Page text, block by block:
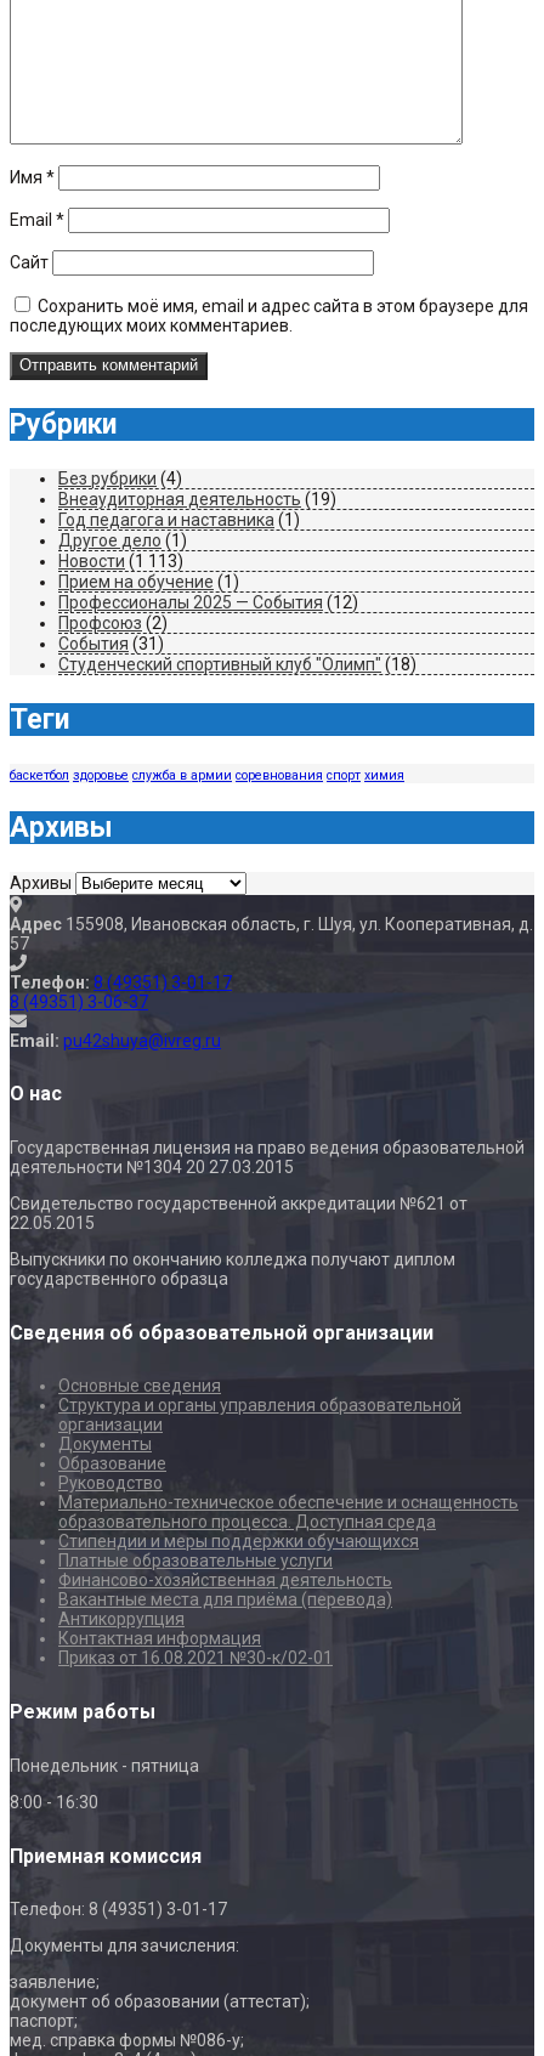
Имя *
Email *
Сайт
Сохранить моё имя, email и адрес сайта в этом браузере для
последующих моих комментариев.
Рубрики
Без рубрики (4)
Внеаудиторная деятельность (19)
Год педагога и наставника (1)
Другое дело (1)
Новости (1 113)
Прием на обучение (1)
Профессионалы 2025 — События (12)
Профсоюз (2)
События (31)
Студенческий спортивный клуб "Олимп" (18)
Теги
баскетбол здоровье служба в армии соревнования спорт химия
Архивы
Архивы
Адрес 155908, Ивановская область, г. Шуя, ул. Кооперативная, д.
57
Телефон: 8 (49351) 3-01-17
8 (49351) 3-06-37
Email: pu42shuya@ivreg.ru
О нас
Государственная лицензия на право ведения образовательной
деятельности №1304 20 27.03.2015
Свидетельство государственной аккредитации №621 от
22.05.2015
Выпускники по окончанию колледжа получают диплом
государственного образца
Сведения об образовательной организации
Основные сведения
Структура и органы управления образовательной
организации
Документы
Образование
Руководство
Материально-техническое обеспечение и оснащенность
образовательного процесса. Доступная среда
Стипендии и меры поддержки обучающихся
Платные образовательные услуги
Финансово-хозяйственная деятельность
Вакантные места для приёма (перевода)
Антикоррупция
Контактная информация
Приказ от 16.08.2021 №30-к/02-01
Режим работы
Понедельник - пятница
8:00 - 16:30
Приемная комиссия
Телефон: 8 (49351) 3-01-17
Документы для зачисления:
заявление;
документ об образовании (аттестат);
паспорт;
мед. справка формы №086-у;